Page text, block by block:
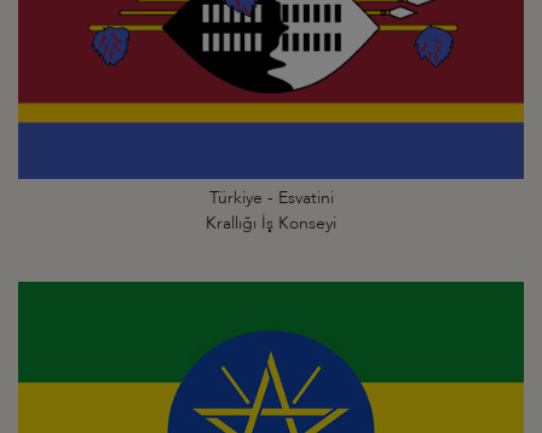
Türkiye - Esvatini
Krallığı İş Konseyi